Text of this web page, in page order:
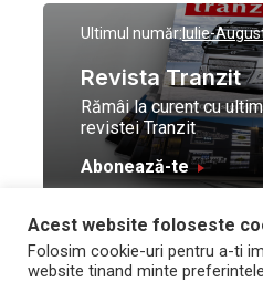
Ultimul număr:Iulie-
Revista Tranzit
Rămâi la curent cu
revistei Tranzit
Abonează-te
© Toate drepturile
rezervate Trafic Media
2026
Acest website foloseste
Folosim cookie-uri pentru a-ti
website tinand minte